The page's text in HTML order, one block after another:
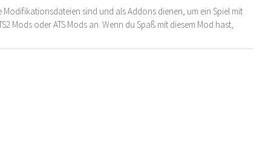
sind und als Addons dienen, um ein Spiel mit
Mods oder ATS Mods an. Wenn du Spaß mit diesem Mod hast,